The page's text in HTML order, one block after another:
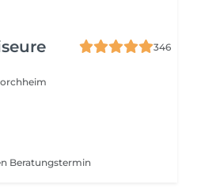
346
Beratungstermin